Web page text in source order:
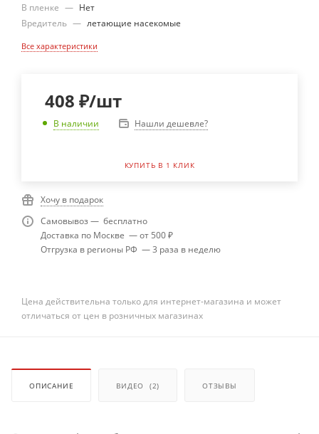
В пленке — Нет
Вредитель — летающие насекомые
Все характеристики
408 ₽/шт
В наличии Нашли дешевле?
КУПИТЬ В 1 КЛИК
Хочу в подарок
Самовывоз — бесплатно
Доставка по Москве — от 500 ₽
Отгрузка в регионы РФ — 3 раза в неделю
Цена действительна только для интернет-магазина и может
отличаться от цен в розничных магазинах
ОПИСАНИЕ ВИДЕО (2) ОТЗЫВЫ